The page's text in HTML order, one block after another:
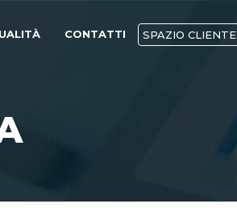
CONTATTI SPAZIO CLIENTE